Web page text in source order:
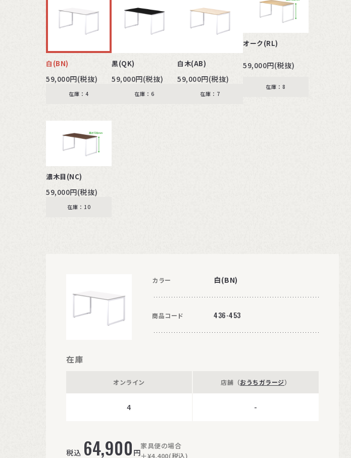
白(BN)
59,000円(税抜)
在庫：4
黒(QK)
59,000円(税抜)
在庫：6
白木(AB)
59,000円(税抜)
在庫：7
オーク(RL)
59,000円(税抜)
在庫：8
濃木目(NC)
59,000円(税抜)
在庫：10
カラー 白(BN)
商品コード 436-453
在庫
オンライン
4
店舗（おうちガラージ）
-
税込 64,900 円
家具便の場合
＋¥4,400(税込)